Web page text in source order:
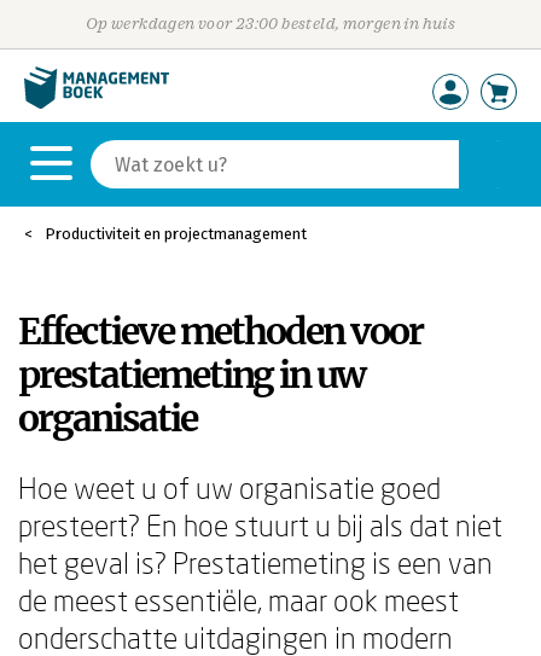
Op werkdagen voor 23:00 besteld, morgen in huis
Productiviteit en projectmanagement
Effectieve methoden voor
prestatiemeting in uw
organisatie
Hoe weet u of uw organisatie goed
presteert? En hoe stuurt u bij als dat niet
het geval is? Prestatiemeting is een van
de meest essentiële, maar ook meest
onderschatte uitdagingen in modern